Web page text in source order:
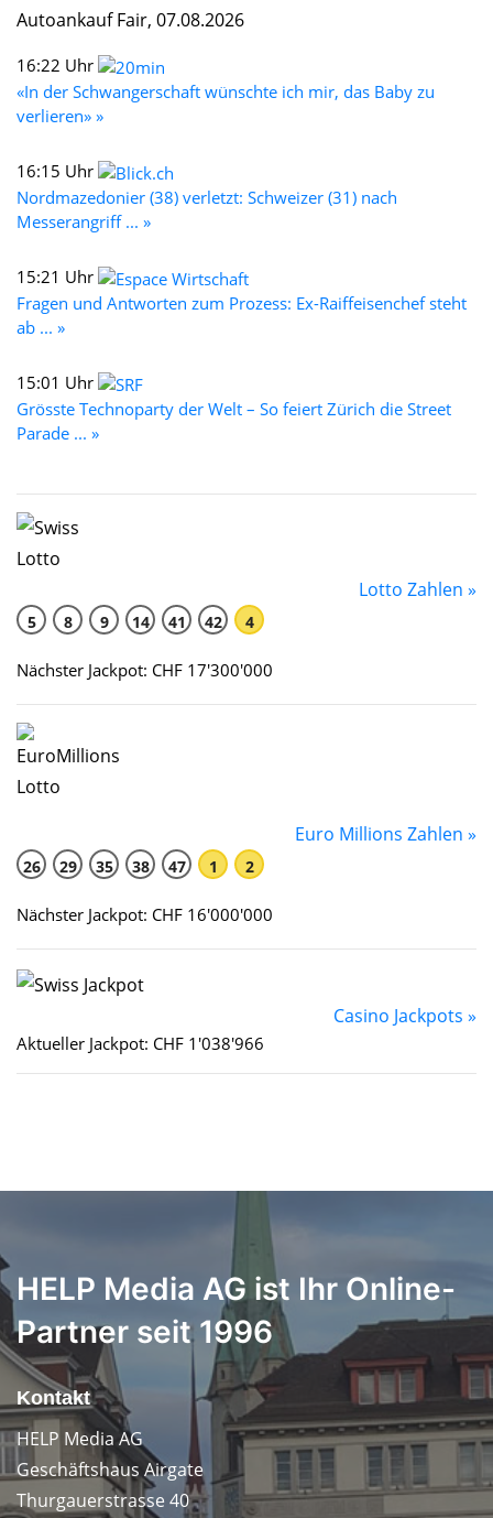
Autoankauf Fair, 07.08.2026
16:22 Uhr
«In der Schwangerschaft wünschte ich mir, das Baby zu
verlieren» »
16:15 Uhr
Nordmazedonier (38) verletzt: Schweizer (31) nach
Messerangriff ... »
15:21 Uhr
Fragen und Antworten zum Prozess: Ex-Raiffeisenchef steht
ab ... »
15:01 Uhr
Grösste Technoparty der Welt – So feiert Zürich die Street
Parade ... »
Lotto Zahlen »
5 8 9 14 41 42 4
Nächster Jackpot: CHF 17'300'000
Euro Millions Zahlen »
26 29 35 38 47 1 2
Nächster Jackpot: CHF 16'000'000
Casino Jackpots »
Aktueller Jackpot: CHF 1'038'966
HELP Media AG ist Ihr Online-
Partner seit 1996
Kontakt
HELP Media AG
Geschäftshaus Airgate
Thurgauerstrasse 40